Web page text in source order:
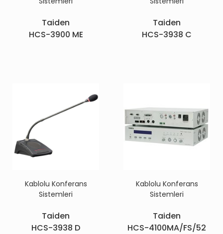
Taiden
HCS-3900 ME
Taiden
HCS-3938 C
Kablolu Konferans
Sistemleri
Taiden
HCS-3938 D
Kablolu Konferans
Sistemleri
Taiden
HCS-4100MA/FS/52